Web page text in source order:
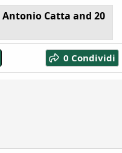
Antonio Catta and 20
0 Condividi